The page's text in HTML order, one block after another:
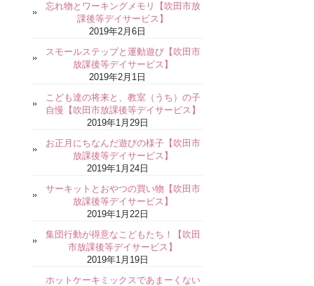
忘れ物とワーキングメモリ【吹田市放
課後等デイサービス】
2019年2月6日
スモールステップと運動遊び【吹田市
放課後等デイサービス】
2019年2月1日
こども達の将来と、教室（うち）の子
自慢【吹田市放課後等デイサービス】
2019年1月29日
お正月にちなんだ遊びの様子【吹田市
放課後等デイサービス】
2019年1月24日
サーキットとおやつの買い物【吹田市
放課後等デイサービス】
2019年1月22日
集団行動が得意なこどもたち！【吹田
市放課後等デイサービス】
2019年1月19日
ホットケーキミックスであまーくない